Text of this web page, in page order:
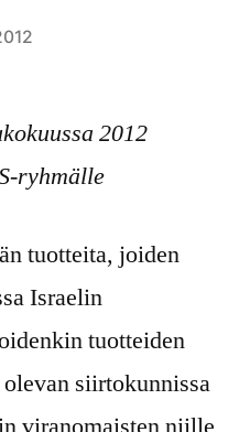
2012
ryhmälle
tuotteita, joiden
Israelin
tuotteiden
siirtokunnissa